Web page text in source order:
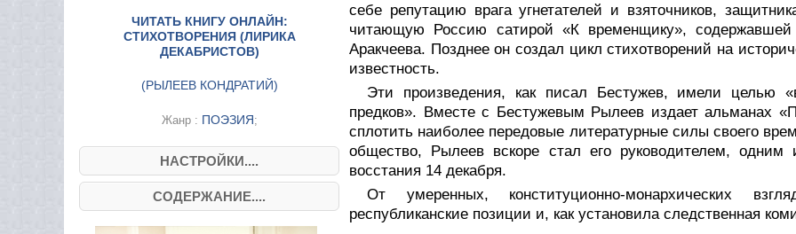
ЧИТАТЬ КНИГУ ОНЛАЙН:
СТИХОТВОРЕНИЯ (ЛИРИКА
ДЕКАБРИСТОВ)
(РЫЛЕЕВ КОНДРАТИЙ)
Жанр : ПОЭЗИЯ;
НАСТРОЙКИ....
СОДЕРЖАНИЕ....
себе репутацию врага угнетателей и взяточников,
читающую Россию сатирой «К временщику», содержавшей
Аракчеева. Позднее он создал цикл стихотворений на
известность.
Эти произведения, как писал Бестужев, имели целью
предков». Вместе с Бестужевым Рылеев издает альманах
сплотить наиболее передовые литературные силы своего
общество, Рылеев вскоре стал его руководителем, одним
восстания 14 декабря.
От умеренных, конституционно-монархических
республиканские позиции и, как установила следственная